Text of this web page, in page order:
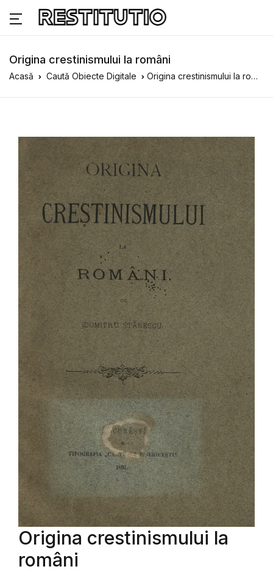
Origina crestinismului la români
Acasă Caută Obiecte Digitale Origina crestinismului la români
Origina crestinismului la
români